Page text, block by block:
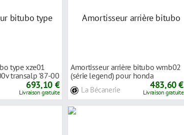
type xze01
transalp '87-00
693,10 €
Livraison gratuite
Amortisseur arrière bitubo wmb02
(série legend) pour honda
cb1100r-f
La Bécanerie 483,60 €
Livraison gratuite